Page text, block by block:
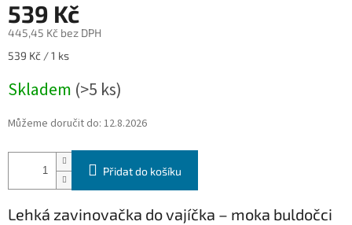
539 Kč
445,45 Kč bez DPH
Měrná
539 Kč / 1 ks
Skladem (>5 ks)
Můžeme doručit do: 12.8.2026
Přidat do košíku
Lehká zavinovačka do vajíčka – moka buldočci